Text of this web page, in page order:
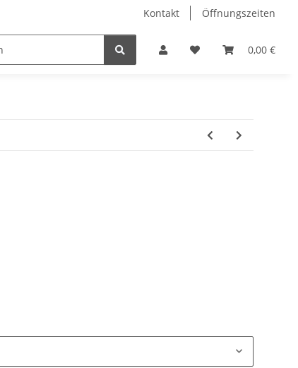
Kontakt Öffnungszeiten
0,00 €
Horse Dienstleistungen Geschenkartikel &